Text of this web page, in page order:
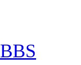
BBS